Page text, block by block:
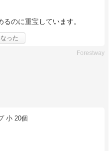
のに重宝しています。
った
Forestway
小 20個